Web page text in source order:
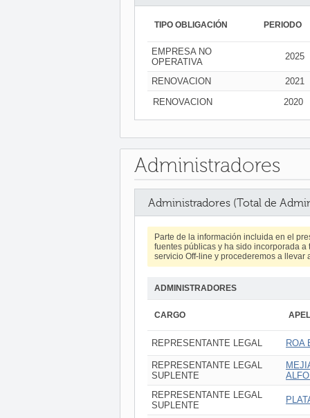
TIPO OBLIGACIÓN PERIODO
EMPRESA NO
OPERATIVA
2025
RENOVACION
2021
RENOVACION
2020
Administradores
Administradores (Total de
Parte de la información incluida en el
fuentes públicas y ha sido incorporada
servicio Off-line y procederemos a llevar
ADMINISTRADORES
CARGO
REPRESENTANTE LEGAL ROA
REPRESENTANTE LEGAL
SUPLENTE
REPRESENTANTE LEGAL
SUPLENTE